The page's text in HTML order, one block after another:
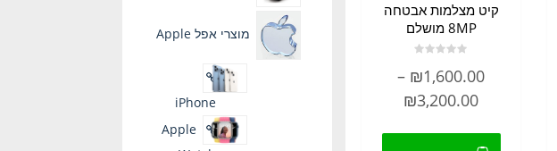
קיט מצלמות אבטחה
8MP מושלם
0
5
₪1,600.00
–
₪3,200.00 טווח
למוצר
מוצרי אפל Apple
iPhone
Apple